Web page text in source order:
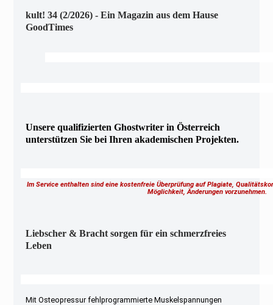
kult! 34 (2/2026) - Ein Magazin aus dem Hause
GoodTimes
Unsere qualifizierten Ghostwriter in Österreich
unterstützen Sie bei Ihren akademischen Projekten.
Im Service enthalten sind eine kostenfreie Überprüfung auf Plagiate,
Möglichkeit, Änderungen vorzunehmen.
Liebscher & Bracht sorgen für ein schmerzfreies
Leben
Mit Osteopressur fehlprogrammierte Muskelspannungen